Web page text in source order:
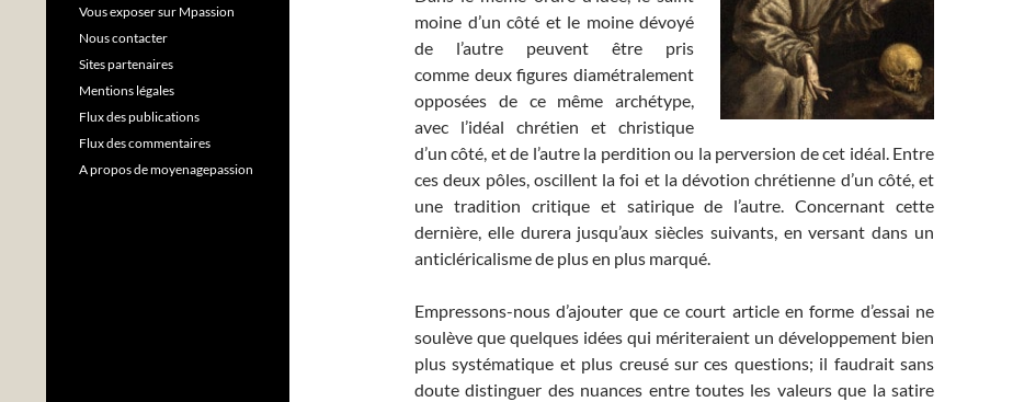
moine d’un côté et le moine dévoyé
de l’autre peuvent être pris
comme deux figures diamétralement
opposées de ce même archétype,
avec l’idéal chrétien et christique
d’un côté, et de l’autre la perdition ou la perversion de cet idéal. Entre
ces deux pôles, oscillent la foi et la dévotion chrétienne d’un côté, et
une tradition critique et satirique de l’autre. Concernant cette
dernière, elle durera jusqu’aux siècles suivants, en versant dans un
anticléricalisme de plus en plus marqué.
Empressons-nous d’ajouter que ce court article en forme d’essai ne
soulève que quelques idées qui mériteraient un développement bien
plus systématique et plus creusé sur ces questions; il faudrait sans
doute distinguer des nuances entre toutes les valeurs que la satire
Vous exposer sur Mpassion
Nous contacter
Sites partenaires
Mentions légales
Flux des publications
Flux des commentaires
A propos de moyenagepassion